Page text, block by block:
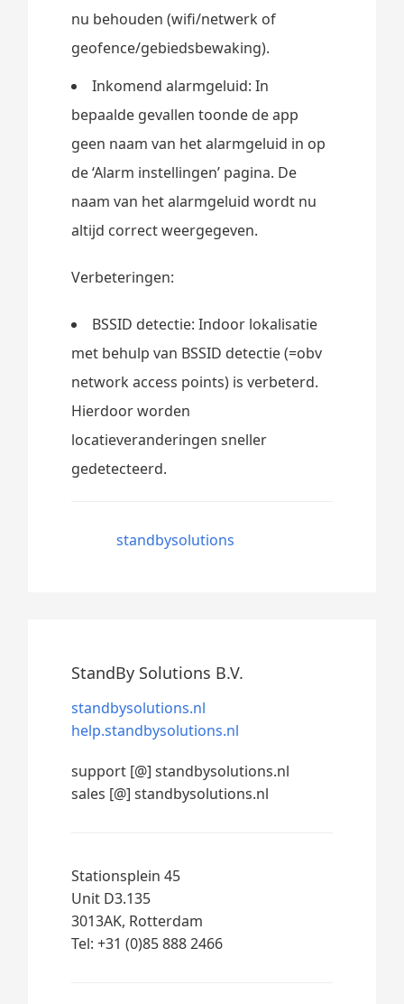
nu behouden (wifi/netwerk of
geofence/gebiedsbewaking).
Inkomend alarmgeluid: In
bepaalde gevallen toonde de app
geen naam van het alarmgeluid in op
de ‘Alarm instellingen’ pagina. De
naam van het alarmgeluid wordt nu
altijd correct weergegeven.
Verbeteringen:
BSSID detectie: Indoor lokalisatie
met behulp van BSSID detectie (=obv
network access points) is verbeterd.
Hierdoor worden
locatieveranderingen sneller
gedetecteerd.
standbysolutions
StandBy Solutions B.V.
standbysolutions.nl
help.standbysolutions.nl
support [@] standbysolutions.nl
sales [@] standbysolutions.nl
Stationsplein 45
Unit D3.135
3013AK, Rotterdam
Tel: +31 (0)85 888 2466